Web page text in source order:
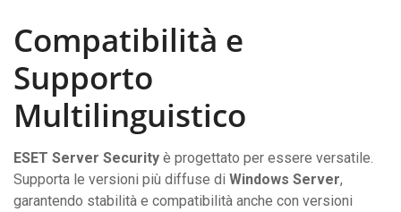
Compatibilità e
Supporto
Multilinguistico
ESET Server Security è progettato per essere versatile.
Supporta le versioni più diffuse di Windows Server,
garantendo stabilità e compatibilità anche con versioni